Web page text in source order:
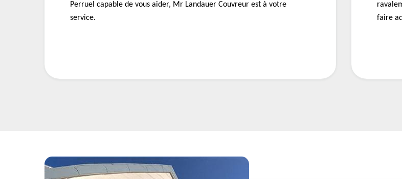
Perruel capable de vous aider, Mr Landauer Couvreur est à votre
service.
faire